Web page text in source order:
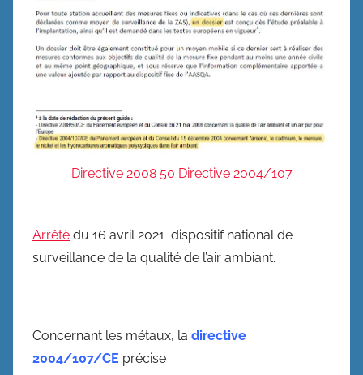
Directive 2008 50 Directive 2004/107
Arrêtè du 16 avril 2021 dispositif national de
surveillance de la qualité de l’air ambiant.
Concernant les métaux, la directive
2004/107/CE précise